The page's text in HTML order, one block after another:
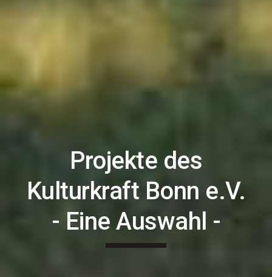
Projekte des
Kulturkraft Bonn e.V.
- Eine Auswahl -